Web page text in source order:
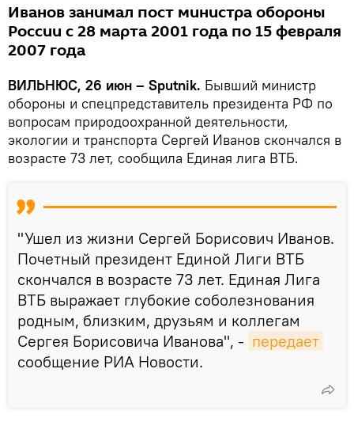
Иванов занимал пост министра обороны
России с 28 марта 2001 года по 15 февраля
2007 года
ВИЛЬНЮС, 26 июн – Sputnik. Бывший министр
обороны и спецпредставитель президента РФ по
вопросам природоохранной деятельности,
экологии и транспорта Сергей Иванов скончался в
возрасте 73 лет, сообщила Единая лига ВТБ.
"Ушел из жизни Сергей Борисович Иванов.
Почетный президент Единой Лиги ВТБ
скончался в возрасте 73 лет. Единая Лига
ВТБ выражает глубокие соболезнования
родным, близким, друзьям и коллегам
Сергея Борисовича Иванова", - передает
сообщение РИА Новости.